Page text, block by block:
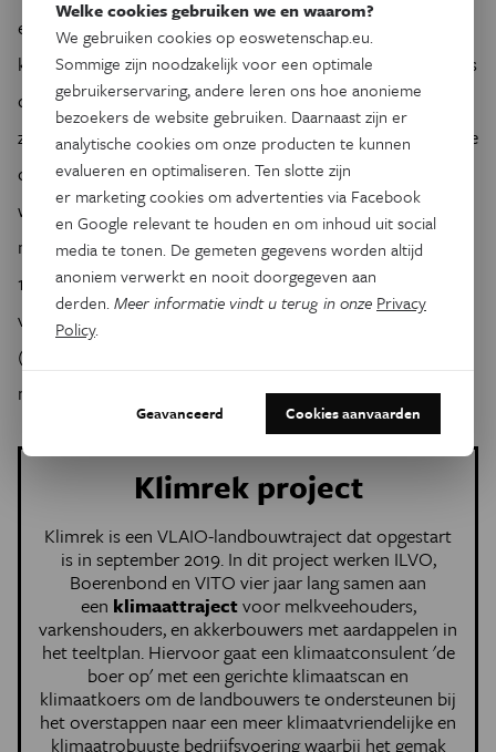
een van de aandachtspunten. Voor de Klimrek-
klimaatboeren wordt de watervoetafdruk berekend volgens
de methode die waterschaarste in rekening brengt, maar
zonder de grijze component. Dit zijn de voorlopige Vlaamse
cijfers: De onderzoekers schatten de gemiddelde
watervoetafdruk gebaseerd op 5 uiteenlopende
melkboeren op 564 L-eq./kgmelk 1 (min 160- max
1000). 60-80% van die watervoetafdruk komt van
voederaankoop. Het directe verbruik op het bedrijf zelf
(drinkwater en reiniging) schommelt slechts rond 6.5L/kg
melk.
Klimrek project
Klimrek is een VLAIO-landbouwtraject dat opgestart
is in september 2019. In dit project werken ILVO,
Boerenbond en VITO vier jaar lang samen aan
een klimaattrajectvoor melkveehouders,
varkenshouders, en akkerbouwers met aardappelen in
het teeltplan. Hiervoor gaat een klimaatconsulent 'de
boer op' met een gerichte klimaatscan en
klimaatkoers om de landbouwers te ondersteunen bij
het overstappen naar een meer klimaatvriendelijke en
klimaatrobuuste bedrijfsvoering waarbij het gemak
Welke cookies gebruiken we en waarom?
We gebruiken cookies op eoswetenschap.eu.
Sommige zijn noodzakelijk voor een optimale
gebruikerservaring, andere leren ons hoe anonieme
bezoekers de website gebruiken. Daarnaast zijn er
analytische cookies om onze producten te kunnen
evalueren en optimaliseren. Ten slotte zijn
er marketing cookies om advertenties via Facebook
en Google relevant te houden en om inhoud uit social
media te tonen. De gemeten gegevens worden altijd
anoniem verwerkt en nooit doorgegeven aan
derden.Meer informatie vindt u terug in onze Privacy
Policy.
Geavanceerd Cookies aanvaarden